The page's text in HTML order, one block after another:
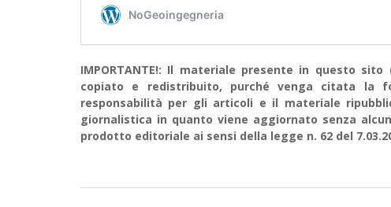
IMPORTANTE!: Il materiale presente in questo
copiato e redistribuito, purché venga citata la
responsabilità per gli articoli e il materiale
giornalistica in quanto viene aggiornato senza
prodotto editoriale ai sensi della legge n. 62 del